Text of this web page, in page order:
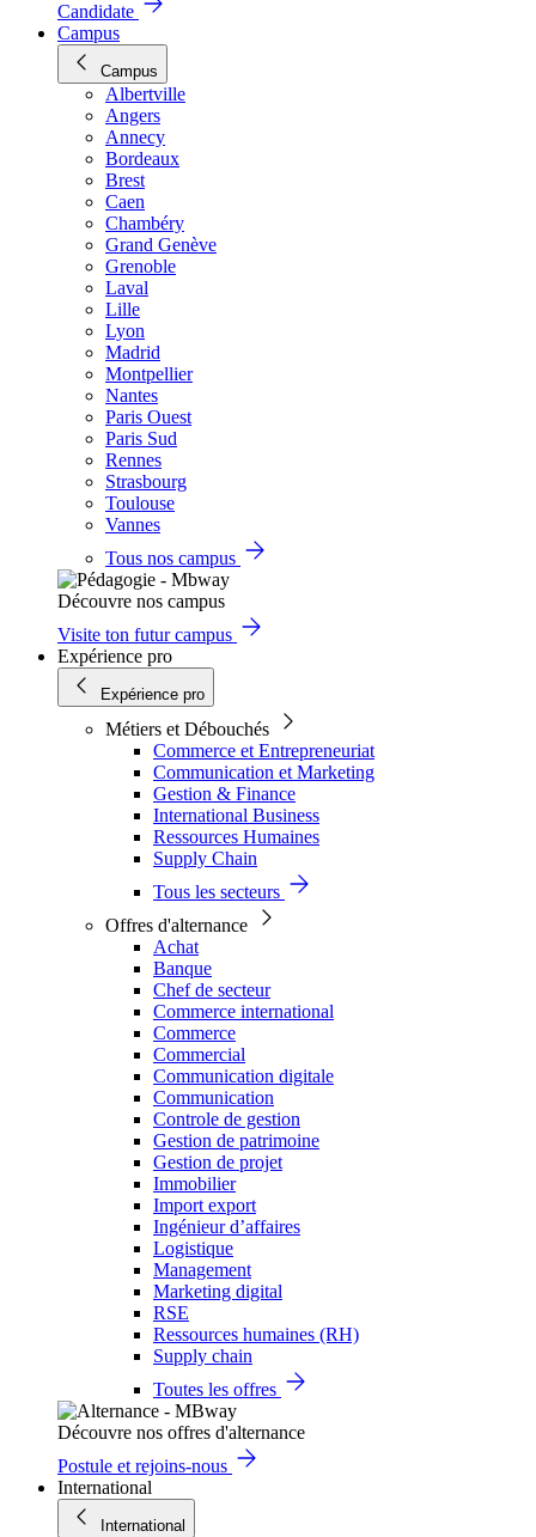
Candidate
Campus
Campus
Albertville
Angers
Annecy
Bordeaux
Brest
Caen
Chambéry
Grand Genève
Grenoble
Laval
Lille
Lyon
Madrid
Montpellier
Nantes
Paris Ouest
Paris Sud
Rennes
Strasbourg
Toulouse
Vannes
Tous nos campus
Découvre nos campus
Visite ton futur campus
Expérience pro
Expérience pro
Métiers et Débouchés
Commerce et Entrepreneuriat
Communication et Marketing
Gestion & Finance
International Business
Ressources Humaines
Supply Chain
Tous les secteurs
Offres d'alternance
Achat
Banque
Chef de secteur
Commerce international
Commerce
Commercial
Communication digitale
Communication
Controle de gestion
Gestion de patrimoine
Gestion de projet
Immobilier
Import export
Ingénieur d’affaires
Logistique
Management
Marketing digital
RSE
Ressources humaines (RH)
Supply chain
Toutes les offres
Découvre nos offres d'alternance
Postule et rejoins-nous
International
International